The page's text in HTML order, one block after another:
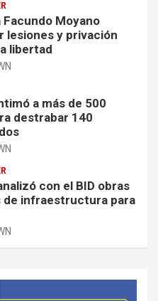
Moyano
lesiones y privación
libertad
a más de 500
destrabar 140
con el BID obras
infraestructura para